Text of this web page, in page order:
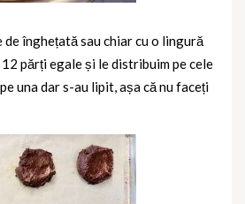
înghețată sau chiar cu o lingură
părți egale și le distribuim pe cele
una dar s-au lipit, așa că nu faceți